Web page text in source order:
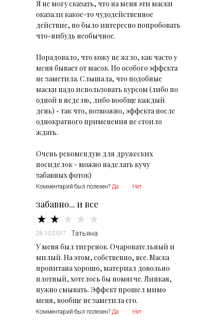
Я не могу сказать, что на меня эти маски
оказали какое-то чудодейственное
действие, но было интересно попробовать
что-нибудь необычное.
Порадовало, что кожу не жгло, как часто у
меня бывает от масок. Но особого эффекта
не заметила. Слышала, что подобные
маски надо использовать курсом (либо по
одной в неделю, либо вообще каждый
день) - так что, возможно, эффекта после
однократного применения не стоило
ждать.
Очень рекомендую для дружеских
посиделок - можно наделать кучу
забавных фоток)
Комментарий был полезен? Да Нет
забавно... и все
28.10.2017 Татьяна
У меня был тигренок. Очаровательный и
милый. На этом, собственно, все. Маска
пропитана хорошо, материал довольно
плотный, хотелось бы помягче. Липкая,
нужно смывать. Эффект прошел мимо
меня, вообще не заметила его.
Комментарий был полезен? Да Нет